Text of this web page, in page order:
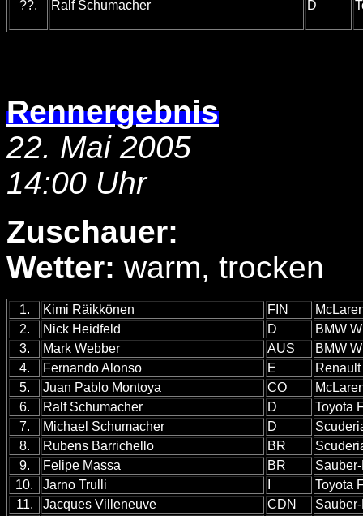
??. Ralf Schumacher D
Rennergebnis
22. Mai 2005
14:00 Uhr
Zuschauer:
Wetter: warm, trocken
1. Kimi Räikkönen FIN
2.
Nick Heidfeld D
BMW
3.
Mark Webber AUS
BMW
4.
Fernando Alonso E
5.
Juan Pablo Montoya CO
6.
Ralf Schumacher D
Toyota
7.
Michael Schumacher D
8.
Rubens Barrichello BR
9.
Felipe Massa BR
10.
Jarno Trulli
Toyota
11.
Jacques Villeneuve CDN